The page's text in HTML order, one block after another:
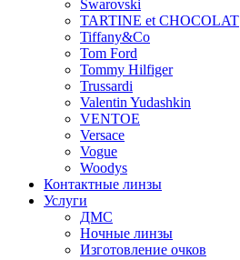
Swarovski
TARTINE et CHOCOLAT
Tiffany&Co
Tom Ford
Tommy Hilfiger
Trussardi
Valentin Yudashkin
VENTOE
Versace
Vogue
Woodys
Контактные линзы
Услуги
ДМС
Ночные линзы
Изготовление очков